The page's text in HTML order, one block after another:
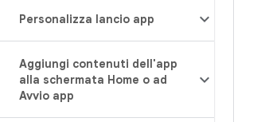
Personalizza lancio app
Aggiungi contenuti dell'app
alla schermata Home o ad
Avvio app